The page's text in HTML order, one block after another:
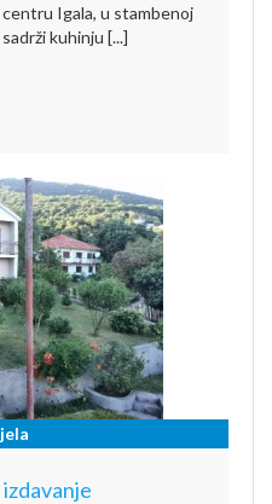
Igala, u stambenoj
kuhinju [...]